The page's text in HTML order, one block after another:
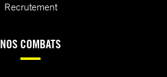
Recrutement
NOS COMBATS